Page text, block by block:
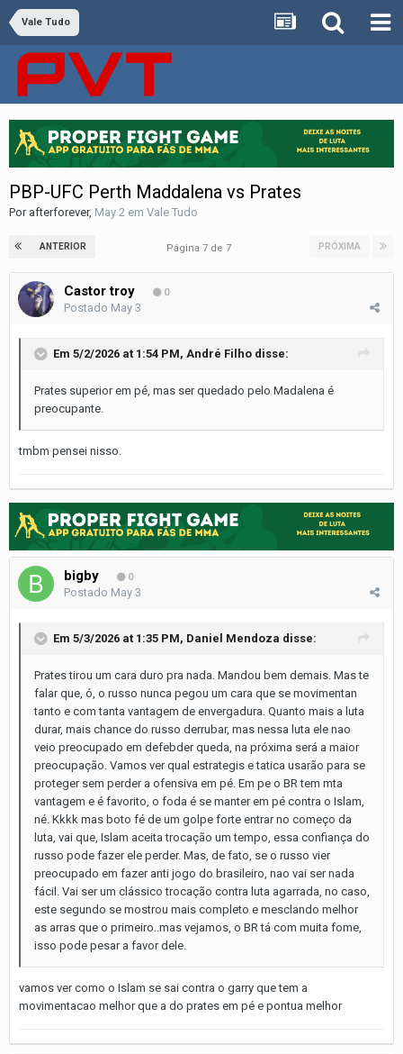
Vale Tudo
PBP-UFC Perth Maddalena vs Prates
Por afterforever, May 2 em Vale Tudo
ANTERIOR PRÓXIMA
Página 7 de 7
Castor troy 0
Postado May 3
Em 5/2/2026 at 1:54 PM, André Filho disse:
Prates superior em pé, mas ser quedado pelo Madalena é
preocupante.
tmbm pensei nisso.
bigby 0
Postado May 3
Em 5/3/2026 at 1:35 PM, Daniel Mendoza disse:
Prates tirou um cara duro pra nada. Mandou bem demais. Mas te
falar que, ó, o russo nunca pegou um cara que se movimentan
tanto e com tanta vantagem de envergadura. Quanto mais a luta
durar, mais chance do russo derrubar, mas nessa luta ele nao
veio preocupado em defebder queda, na próxima será a maior
preocupação. Vamos ver qual estrategis e tatica usarão para se
proteger sem perder a ofensiva em pé. Em pe o BR tem mta
vantagem e é favorito, o foda é se manter em pé contra o Islam,
né. Kkkk mas boto fé de um golpe forte entrar no começo da
luta, vai que, Islam aceita trocação um tempo, essa confiança do
russo pode fazer ele perder. Mas, de fato, se o russo vier
preocupado em fazer anti jogo do brasileiro, nao vai ser nada
fácil. Vai ser um clássico trocação contra luta agarrada, no caso,
este segundo se mostrou mais completo e mesclando melhor
as arras que o primeiro..mas vejamos, o BR tá com muita fome,
isso pode pesar a favor dele.
vamos ver como o Islam se sai contra o garry que tem a
movimentacao melhor que a do prates em pé e pontua melhor